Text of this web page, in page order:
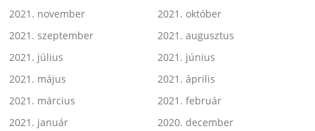
2021. november
2021. október
2021. szeptember
2021. augusztus
2021. július
2021. június
2021. május
2021. április
2021. március
2021. február
2021. január
2020. december